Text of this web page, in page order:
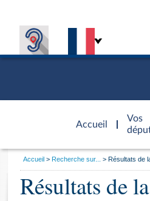
Accueil
d'accueil
Vos
Général
Vous
Accueil Recherche sur... Résultats de
Résultats de